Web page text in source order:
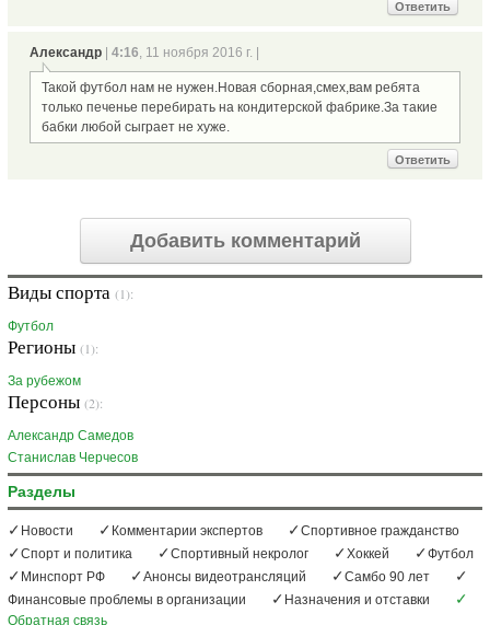
Ответить
Александр | 4:16 , 11 ноября 2016 г. |
Такой футбол нам не нужен.Новая сборная,смех,вам ребята
только печенье перебирать на кондитерской фабрике.За такие
бабки любой сыграет не хуже.
Ответить
Добавить комментарий
Виды спорта (1):
Футбол
Регионы (1):
За рубежом
Персоны (2):
Александр Самедов
Станислав Черчесов
Разделы
Новости Комментарии экспертов
Спортивное гражданство
Спорт и политика
Спортивный некролог Хоккей
Футбол
Минспорт РФ
Анонсы видеотрансляций
Самбо 90 лет
Финансовые проблемы в организации
Назначения и отставки
Обратная связь